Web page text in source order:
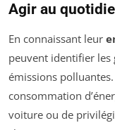
Agir au
En connaissant leur
peuvent identifier les
émissions polluantes.
consommation
voiture ou de